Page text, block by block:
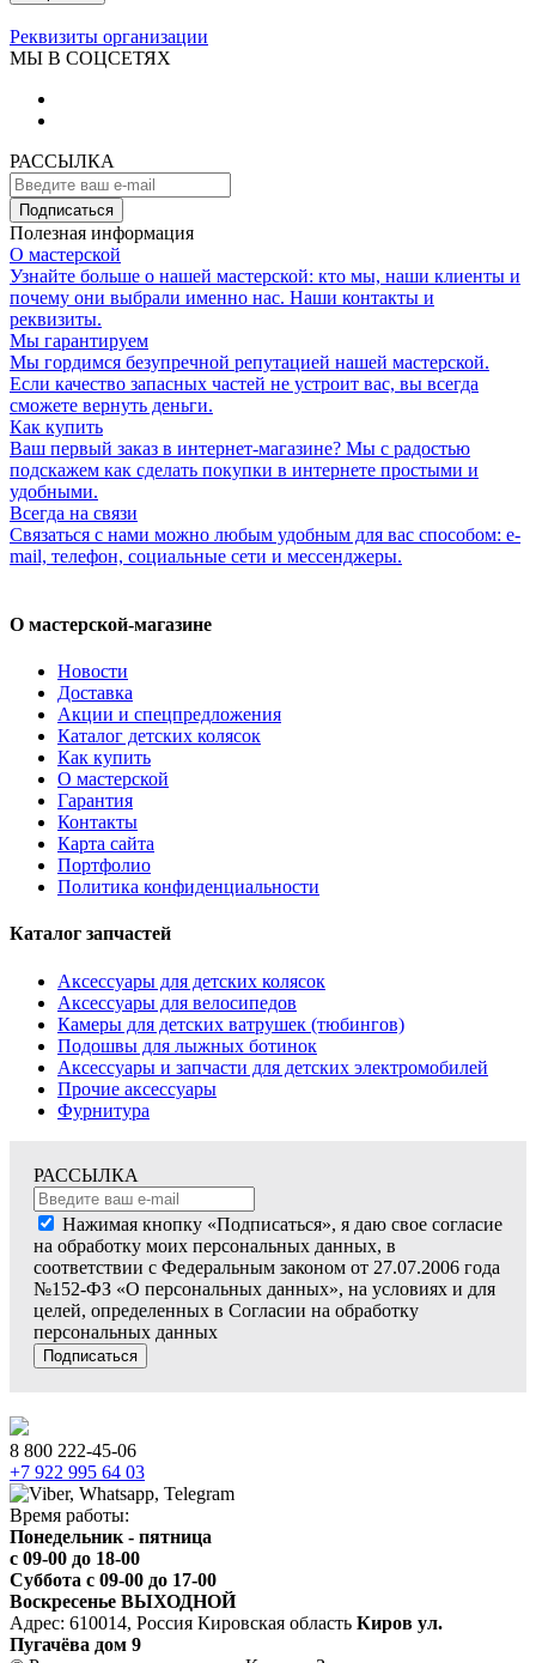
Реквизиты организации
МЫ В СОЦСЕТЯХ
РАССЫЛКА
Подписаться
Полезная информация
О мастерской
Узнайте больше о нашей мастерской: кто мы, наши клиенты и
почему они выбрали именно нас. Наши контакты и
реквизиты.
Мы гарантируем
Мы гордимся безупречной репутацией нашей мастерской.
Если качество запасных частей не устроит вас, вы всегда
сможете вернуть деньги.
Как купить
Ваш первый заказ в интернет-магазине? Мы с радостью
подскажем как сделать покупки в интернете простыми и
удобными.
Всегда на связи
Связаться с нами можно любым удобным для вас способом: e-
mail, телефон, социальные сети и мессенджеры.
О мастерской-магазине
Новости
Доставка
Акции и спецпредложения
Каталог детских колясок
Как купить
О мастерской
Гарантия
Контакты
Карта сайта
Портфолио
Политика конфиденциальности
Каталог запчастей
Аксессуары для детских колясок
Аксессуары для велосипедов
Камеры для детских ватрушек (тюбингов)
Подошвы для лыжных ботинок
Аксессуары и запчасти для детских электромобилей
Прочие аксессуары
Фурнитура
РАССЫЛКА
Нажимая кнопку «Подписаться», я даю свое согласие
на обработку моих персональных данных, в
соответствии с Федеральным законом от 27.07.2006 года
№152-ФЗ «О персональных данных», на условиях и для
целей, определенных в Согласии на обработку
персональных данных
Подписаться
8 800 222-45-06
+7 922 995 64 03
Время работы:
Понедельник - пятница
c 09-00 до 18-00
Суббота с 09-00 до 17-00
Воскресенье ВЫХОДНОЙ
Адрес: 610014, Россия Кировская область Киров ул.
Пугачёва дом 9